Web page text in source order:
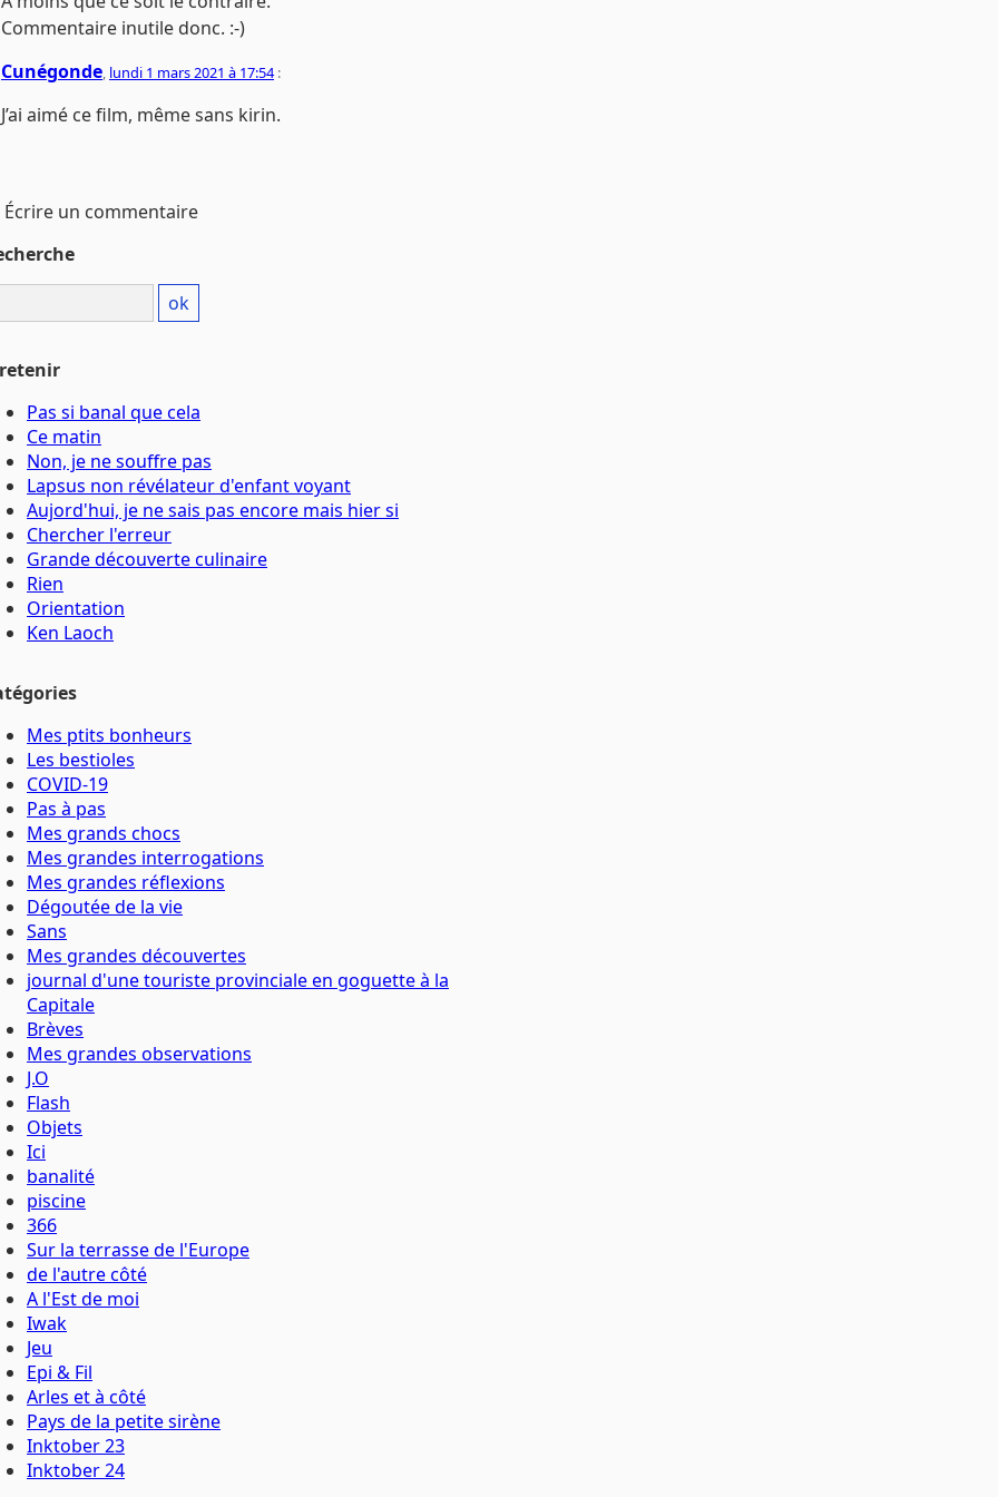
Commentaire inutile donc. :-)
Cunégonde, lundi 1 mars 2021 à 17:54 :
J’ai aimé ce film, même sans kirin.
Écrire un commentaire
Pas si banal que cela
Ce matin
Non, je ne souffre pas
Lapsus non révélateur d'enfant voyant
Aujord'hui, je ne sais pas encore mais hier si
Chercher l'erreur
Grande découverte culinaire
Rien
Orientation
Ken Laoch
Mes ptits bonheurs
Les bestioles
COVID-19
Pas à pas
Mes grands chocs
Mes grandes interrogations
Mes grandes réflexions
Dégoutée de la vie
Sans
Mes grandes découvertes
journal d'une touriste provinciale en goguette à la
Capitale
Brèves
Mes grandes observations
J.O
Flash
Objets
Ici
banalité
piscine
366
Sur la terrasse de l'Europe
de l'autre côté
A l'Est de moi
Iwak
Jeu
Epi & Fil
Arles et à côté
Pays de la petite sirène
Inktober 23
Inktober 24